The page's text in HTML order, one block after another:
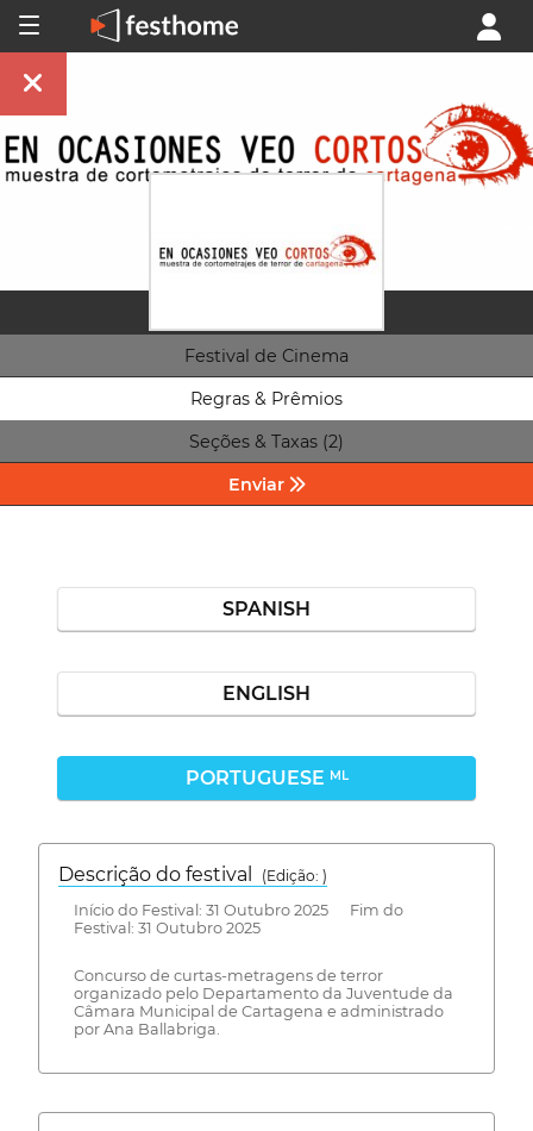
Festival de Cinema
Regras & Prêmios
Seções & Taxas (2)
Enviar
SPANISH
ENGLISH
PORTUGUESE ML
Descrição do festival
(Edição: )
Início do Festival: 31 Outubro 2025 Fim do
Festival: 31 Outubro 2025
Concurso de curtas-metragens de terror
organizado pelo Departamento da Juventude da
Câmara Municipal de Cartagena e administrado
por Ana Ballabriga.